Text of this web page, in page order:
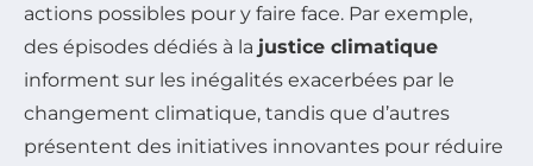
actions possibles pour y faire face. Par exemple,
des épisodes dédiés à la justice climatique
informent sur les inégalités exacerbées par le
changement climatique, tandis que d’autres
présentent des initiatives innovantes pour réduire